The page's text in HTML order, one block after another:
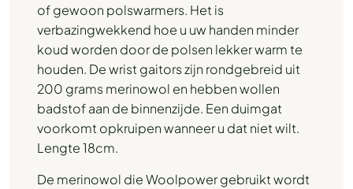
of gewoon polswarmers. Het is
verbazingwekkend hoe u uw handen minder
koud worden door de polsen lekker warm te
houden. De wrist gaitors zijn rondgebreid uit
200 grams merinowol en hebben wollen
badstof aan de binnenzijde. Een duimgat
voorkomt opkruipen wanneer u dat niet wilt.
Lengte 18cm.
De merinowol die Woolpower gebruikt wordt